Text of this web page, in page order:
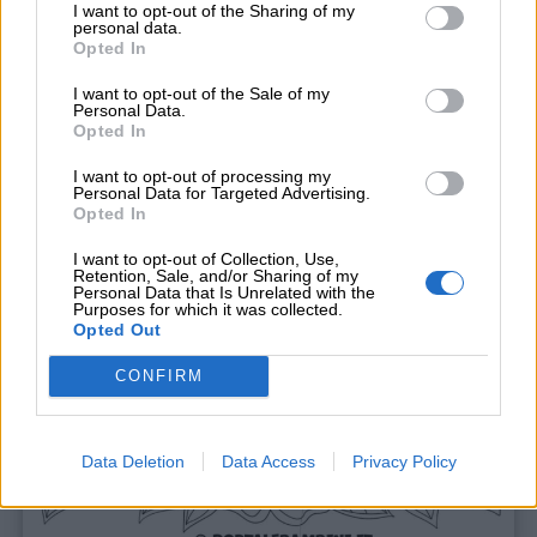
If you wish to opt-out of the sale, sharing to third parties, or
section to confirm your selection. Please note that after your
interest-based ads based on personal information utilized by
I want to opt-out of the Sharing of my
personal data.
Opted In
I want to opt-out of the Sale of my
Personal Data.
Opted In
I want to opt-out of processing my
Personal Data for Targeted Advertising.
Opted In
I want to opt-out of Collection, Use,
Retention, Sale, and/or Sharing of my
Personal Data that Is Unrelated with the
Purposes for which it was collected.
Opted Out
CONFIRM
Data Deletion Data Access Privacy Policy